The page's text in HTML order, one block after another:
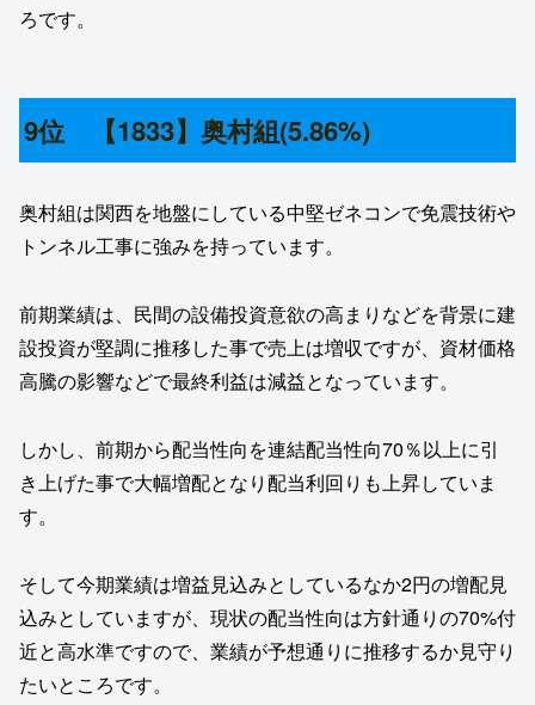
ろです。
9位 【1833】奥村組(5.86%)
奥村組は関西を地盤にしている中堅ゼネコンで免震技術や
トンネル工事に強みを持っています。
前期業績は、民間の設備投資意欲の高まりなどを背景に建
設投資が堅調に推移した事で売上は増収ですが、資材価格
高騰の影響などで最終利益は減益となっています。
しかし、前期から配当性向を連結配当性向70％以上に引
き上げた事で大幅増配となり配当利回りも上昇していま
す。
そして今期業績は増益見込みとしているなか2円の増配見
込みとしていますが、現状の配当性向は方針通りの70%付
近と高水準ですので、業績が予想通りに推移するか見守り
たいところです。